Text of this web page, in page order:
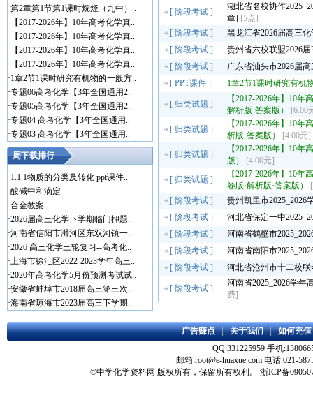
·第2章第1节第1课时烷烃（九中）..
· 【2017-2026年】10年高考化学真..
· 【2017-2026年】10年高考化学真..
· 【2017-2026年】10年高考化学真..
· 【2017-2026年】10年高考化学真..
·1章2节1课时研究有机物的一般方..
·专题06高考化学【3年全国通用2..
·专题05高考化学【3年全国通用2..
·专题04 高考化学【3年全国通用..
·专题03 高考化学【3年全国通用..
周下载排行
·1.1.1物质的分类及转化 ppt课件..
·酸碱中和滴定
·合金教案
·2026届高三化学下学期临门押题..
·河南省信阳市浉河区东双河镇一..
·2026 高三化学三轮复习--高考化..
·上海市徐汇区2022-2023学年高三..
·2020年高考化学5月份预测考试试..
·安徽省蚌埠市2018届高三第三次..
·海南省琼海市2023届高三下学期..
[ 阶段考试 ]
湖北省名校协作
章] [5点]
[ 阶段考试 ]
黑龙江省2026届高三
[ 阶段考试 ]
贵州省六校联盟2026
[ 阶段考试 ]
广东省汕头市2026届
[ PPT课件 ] 1章2节1课时研究有机
[ 归类试题 ]
【2017-2026年】10
解析版·答案版）
[6.00
[ 归类试题 ]
【2017-2026年】10
析版·答案版）
[4.00元]
[ 归类试题 ]
【2017-2026年】10
版）
[4.00元]
[ 归类试题 ]
【2017-2026年】10
卷版·解析版·答案版）
[ 阶段考试 ]
贵州凯里市
[ 阶段考试 ]
河北省保定一中
[ 阶段考试 ]
河南省鹤壁市
[ 阶段考试 ]
河南省南阳市
[ 阶段考试 ] 河北省沧州市十二校
[ 阶段考试 ]
河南省2025_2026学
费]
广告赚点|关于我们|如何充值
QQ:331225959 手机
邮箱:root@e-huaxue.com 电话:021-
©中学化学资料网 版权所有，保留所有权利。 浙ICP备